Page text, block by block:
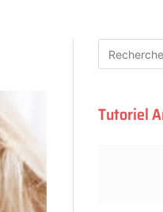
Tutoriel